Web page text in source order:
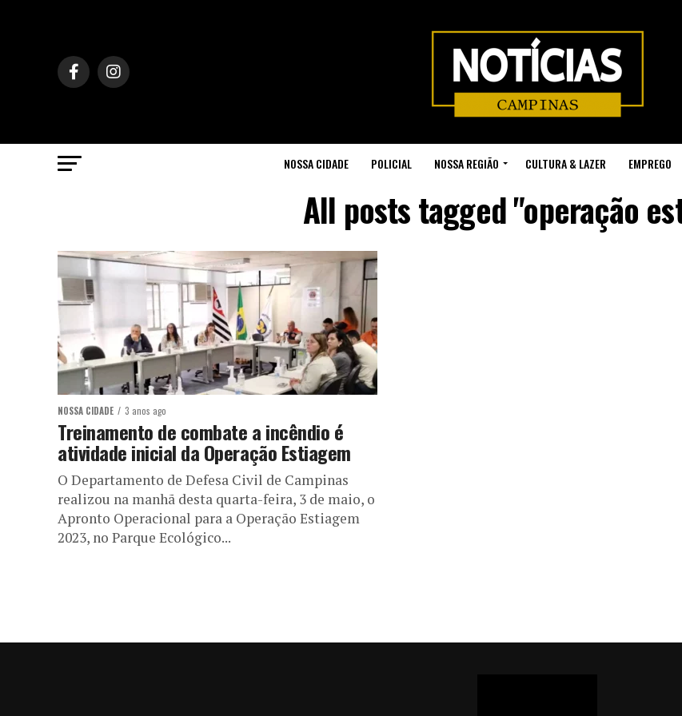
NOSSA CIDADE POLICIAL NOSSA REGIÃO CULTURA & LAZER EMPREGO
All posts tagged "operação
NOSSA CIDADE 3 anos ago
Treinamento de combate a incêndio é
atividade inicial da Operação Estiagem
O Departamento de Defesa Civil de Campinas
realizou na manhã desta quarta-feira, 3 de maio, o
Apronto Operacional para a Operação Estiagem
2023, no Parque Ecológico...